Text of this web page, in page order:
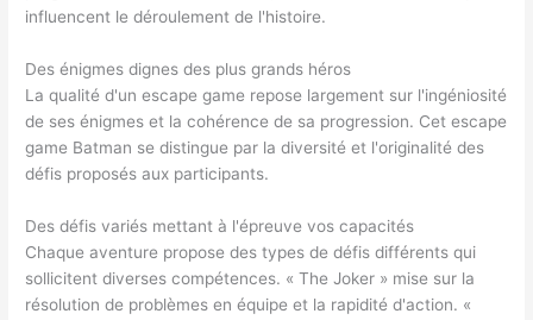
influencent le déroulement de l'histoire.
Des énigmes dignes des plus grands héros
La qualité d'un escape game repose largement sur l'ingéniosité
de ses énigmes et la cohérence de sa progression. Cet escape
game Batman se distingue par la diversité et l'originalité des
défis proposés aux participants.
Des défis variés mettant à l'épreuve vos capacités
Chaque aventure propose des types de défis différents qui
sollicitent diverses compétences. « The Joker » mise sur la
résolution de problèmes en équipe et la rapidité d'action. «